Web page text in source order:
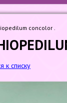
concolor .
к списку